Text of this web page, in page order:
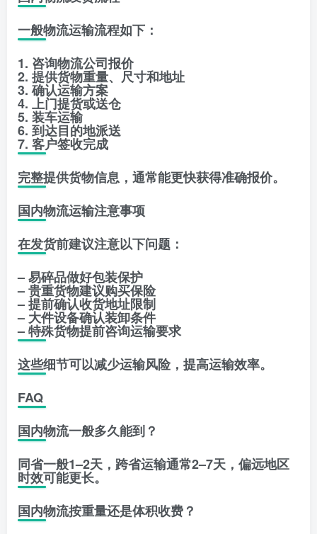
一般物流运输流程如下：
1. 咨询物流公司报价
2. 提供货物重量、尺寸和地址
3. 确认运输方案
4. 上门提货或送仓
5. 装车运输
6. 到达目的地派送
7. 客户签收完成
完整提供货物信息，通常能更快获得准确报价。
国内物流运输注意事项
在发货前建议注意以下问题：
– 易碎品做好包装保护
– 贵重货物建议购买保险
– 提前确认收货地址限制
– 大件设备确认装卸条件
– 特殊货物提前咨询运输要求
这些细节可以减少运输风险，提高运输效率。
FAQ
国内物流一般多久能到？
同省一般1–2天，跨省运输通常2–7天，偏远地区
时效可能更长。
国内物流按重量还是体积收费？